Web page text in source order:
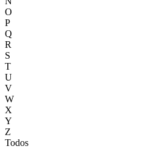
O
P
Q
R
S
T
U
V
W
X
Y
Z
Todos